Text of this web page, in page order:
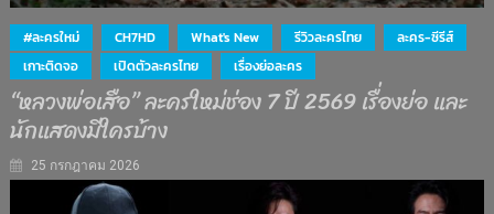
#ละครใหม่ CH7HD What's New รีวิวละครไทย
ละคร-ซีรีส์
เกาะติดจอ
เปิดตัวละครไทย เรื่องย่อละคร
“หลวงพ่อเสือ” ละครใหม่ช่อง 7 ปี 2569 เรื่องย่อ และ
นักแสดงมีใครบ้าง
25 กรกฎาคม 2026